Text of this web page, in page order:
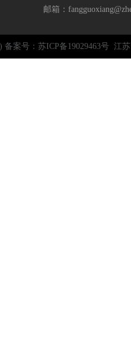
邮箱：
备案号：苏ICP备19029463号 江